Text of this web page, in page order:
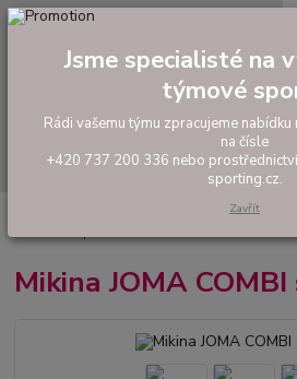
tel: +420 737 200 336
Tréninkové oblečení
COMBI s kapucí
Mikina JOMA
Jsme specialisté na
týmové
Rádi vašemu týmu zpracujeme nabídku
na čísle
+420 737 200 336 nebo
sporting.cz.
Zavřít